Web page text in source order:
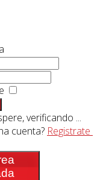
verificando ...
cuenta? Registrate